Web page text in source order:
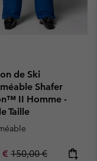
de Ski
Shafer
II Homme -
Taille
€ Regular price:
150,00 €